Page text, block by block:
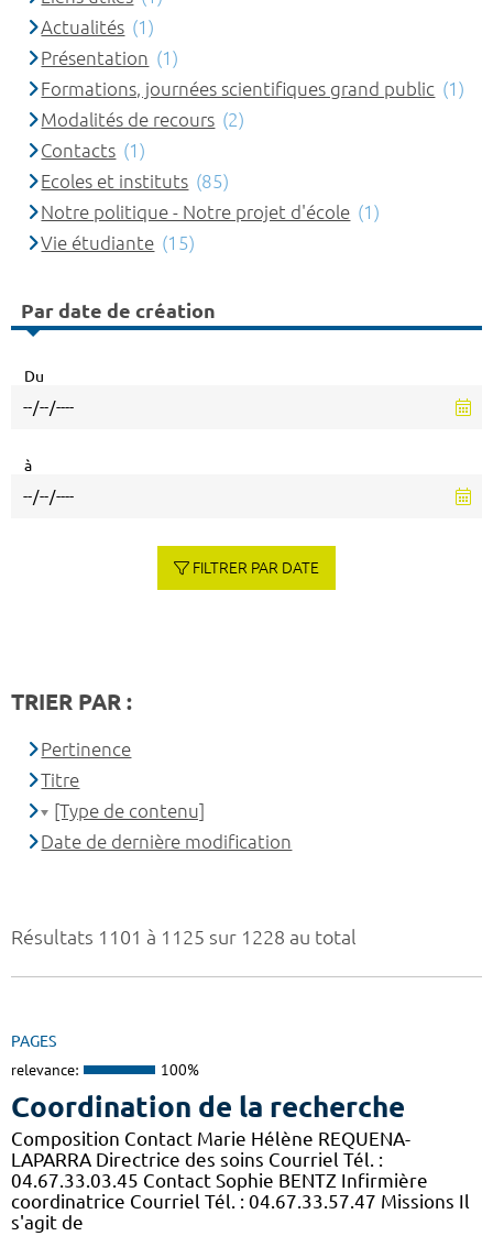
Résultats 1101 à 1125 sur 1228 au total
PAGES
relevance: 100%
Coordination de la recherche
Composition Contact Marie Hélène REQUENA-
LAPARRA Directrice des soins Courriel Tél. :
04.67.33.03.45 Contact Sophie BENTZ Infirmière
coordinatrice Courriel Tél. : 04.67.33.57.47 Missions Il
s'agit de
Actualités (1)
Présentation (1)
Formations, journées scientifiques grand public (1)
Modalités de recours (2)
Contacts (1)
Ecoles et instituts (85)
Notre politique - Notre projet d'école (1)
Vie étudiante (15)
Par date de création
Du
à
FILTRER PAR DATE
TRIER PAR :
Pertinence
Titre
[Type de contenu]
Date de dernière modification